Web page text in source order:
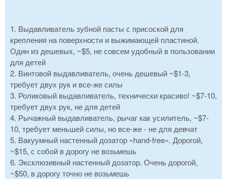
1. Выдавливатель зубной пасты с присоской для
крепления на поверхности и выжимающей пластиной.
Один из дешевых, ~$5, не совсем удобный в пользовании
для детей
2. Винтовой выдавливатель, очень дешевый ~$1-3,
требует двух рук и все-же силы
3. Роликовый выдавливатель, технически красиво! ~$7-10,
требует двух рук, не для детей
4. Рычажный выдавливатель, рычаг как усилитель, ~$7-
10, требует меньшей силы, но все-же - не для девчат
5. Вакуумный настенный дозатор «hand-free». Дорогой,
~$15, с собой в дорогу не возьмешь
6. Эксклюзивный настенный дозатор. Очень дорогой,
~$50, в дорогу точно не возьмешь